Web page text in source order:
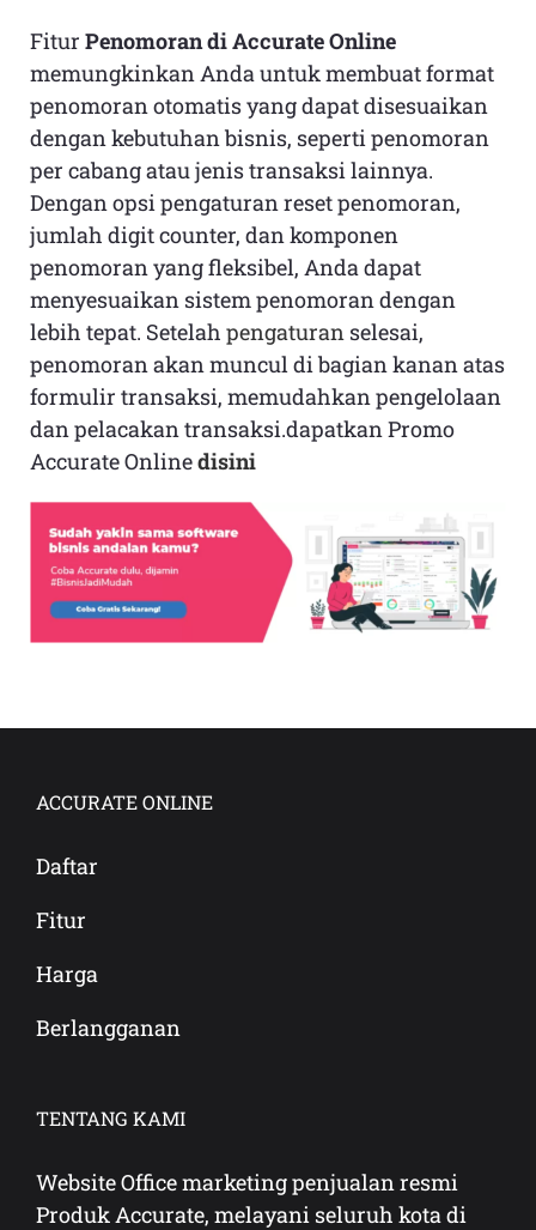
Fitur Penomoran di Accurate Online
memungkinkan Anda untuk membuat format
penomoran otomatis yang dapat disesuaikan
dengan kebutuhan bisnis, seperti penomoran
per cabang atau jenis transaksi lainnya.
Dengan opsi pengaturan reset penomoran,
jumlah digit counter, dan komponen
penomoran yang fleksibel, Anda dapat
menyesuaikan sistem penomoran dengan
lebih tepat. Setelah pengaturanselesai,
penomoran akan muncul di bagian kanan atas
formulir transaksi, memudahkan pengelolaan
dan pelacakan transaksi.dapatkan Promo
Accurate Onlinedisini
ACCURATE ONLINE
Daftar
Fitur
Harga
Berlangganan
TENTANG KAMI
Website Office marketing penjualan resmi
Produk Accurate, melayani seluruh kota di